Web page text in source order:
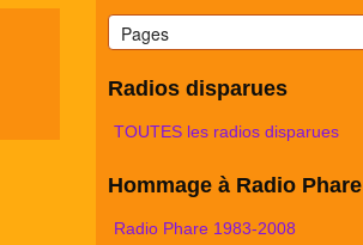
Radios disparues
TOUTES les radios disparues
Hommage à Radio Phare
Radio Phare 1983-2008